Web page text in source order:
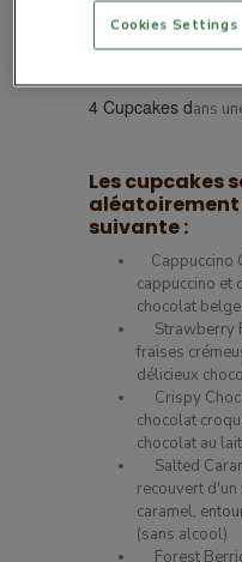
Description du
4 Cupcakes dans
Les cupcakes
suivante :
Cappuccino
cappuccino et
chocolat
Strawberry
fraises
délicieux
Crispy
chocolat
chocolat au
Salted
recouvert d'un
caramel,
(sans alcool)
Forest
Cookies Settings